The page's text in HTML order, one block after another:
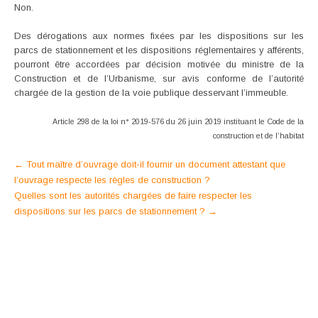
Non.
Des dérogations aux normes fixées par les dispositions sur les
parcs de stationnement et les dispositions réglementaires y afférents,
pourront être accordées par décision motivée du ministre de la
Construction et de l’Urbanisme, sur avis conforme de l’autorité
chargée de la gestion de la voie publique desservant l’immeuble.
Article 298 de la loi n° 2019-576 du 26 juin 2019 instituant le Code de la
construction et de l’habitat
Post
navigation
← Tout maître d’ouvrage doit-il fournir un document attestant que
l’ouvrage respecte les règles de construction ?
Quelles sont les autorités chargées de faire respecter les
dispositions sur les parcs de stationnement ? →